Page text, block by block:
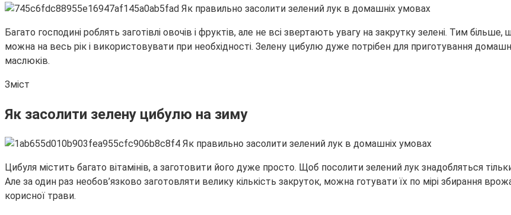
Багато господині роблять заготівлі овочів і фруктів, але не всі звертають увагу на закрутку зелені. Тим
можна на весь рік і використовувати при необхідності. Зелену цибулю дуже потрібен для приготування
маслюків.
Зміст
Як засолити зелену цибулю на зиму
Цибуля містить багато вітамінів, а заготовити його дуже просто. Щоб посолити зелений лук знадобляться тільки
Але за один раз необов’язково заготовляти велику кількість закруток, можна готувати їх по мірі збирання
корисної трави.